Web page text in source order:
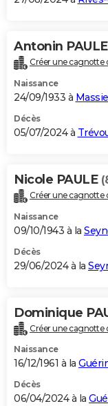
Antonin PAULE
Créer une cagnotte
Naissance
24/09/1933 à
Décès
05/07/2024 à
Nicole PAULE
Créer une cagnotte
Naissance
09/10/1943 à la
Décès
29/06/2024 à la
Dominique
Créer une cagnotte
Naissance
16/12/1961 à la
Décès
06/04/2024 à la